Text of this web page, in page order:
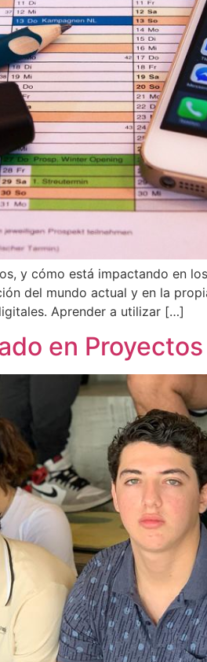
y cómo está impactando en
del mundo actual y en la
Aprender a utilizar […]
en Proyectos